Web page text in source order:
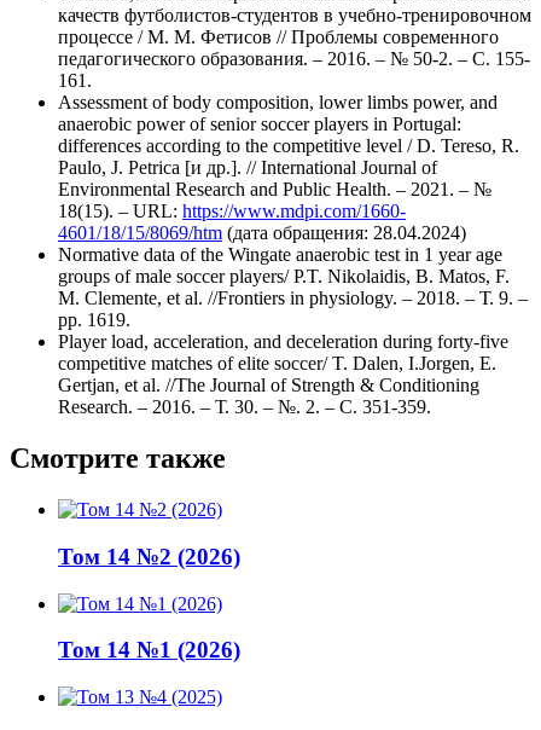
качеств футболистов-студентов в учебно-тренировочном
процессе / М. М. Фетисов // Проблемы современного
педагогического образования. – 2016. – № 50-2. – С. 155-
161.
Assessment of body composition, lower limbs power, and
anaerobic power of senior soccer players in Portugal:
differences according to the competitive level / D. Tereso, R.
Paulo, J. Petrica [и др.]. // International Journal of
Environmental Research and Public Health. – 2021. – №
18(15). – URL: https://www.mdpi.com/1660-
4601/18/15/8069/htm (дата обращения: 28.04.2024)
Normative data of the Wingate anaerobic test in 1 year age
groups of male soccer players/ P.T. Nikolaidis, B. Matos, F.
M. Clemente, et al. //Frontiers in physiology. – 2018. – Т. 9. –
pp. 1619.
Player load, acceleration, and deceleration during forty-five
competitive matches of elite soccer/ T. Dalen, I.Jorgen, E.
Gertjan, et al. //The Journal of Strength & Conditioning
Research. – 2016. – Т. 30. – №. 2. – С. 351-359.
Смотрите также
Том 14 №2 (2026)
Том 14 №1 (2026)